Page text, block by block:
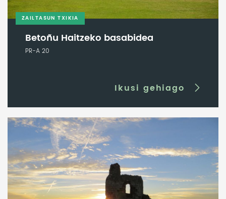
ZAILTASUN TXIKIA
Betoñu Haitzeko basabidea
PR-A 20
Ikusi gehiago